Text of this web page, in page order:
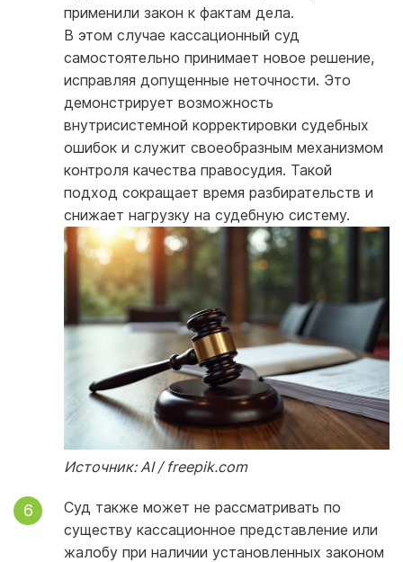
применили закон к фактам дела.
В этом случае кассационный суд
самостоятельно принимает новое решение,
исправляя допущенные неточности. Это
демонстрирует возможность
внутрисистемной корректировки судебных
ошибок и служит своеобразным механизмом
контроля качества правосудия. Такой
подход сокращает время разбирательств и
снижает нагрузку на судебную систему.
Источник: AI / freepik.com
Суд также может не рассматривать по
существу кассационное представление или
жалобу при наличии установленных законом